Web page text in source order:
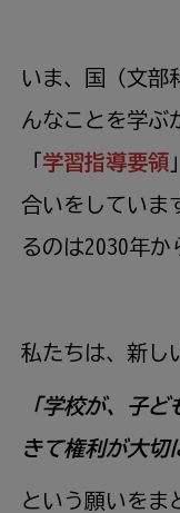
いま、 国 （文部
んなことを学ぶ
学習指導要領
合いをしていま
るのは2030年か
私たちは、新 し
「学校が、 子ど
きて権利が大切
という 願いをま